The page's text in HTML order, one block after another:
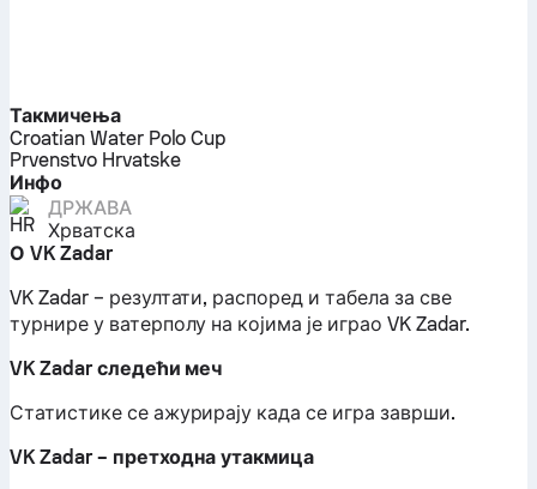
Такмичења
Croatian Water Polo Cup
Prvenstvo Hrvatske
Инфо
ДРЖАВА
Хрватска
О VK Zadar
VK Zadar – резултати, распоред и табела за све
турнире у ватерполу на којима је играо VK Zadar.
VK Zadar следећи меч
Статистике се ажурирају када се игра заврши.
VK Zadar – претходна утакмица